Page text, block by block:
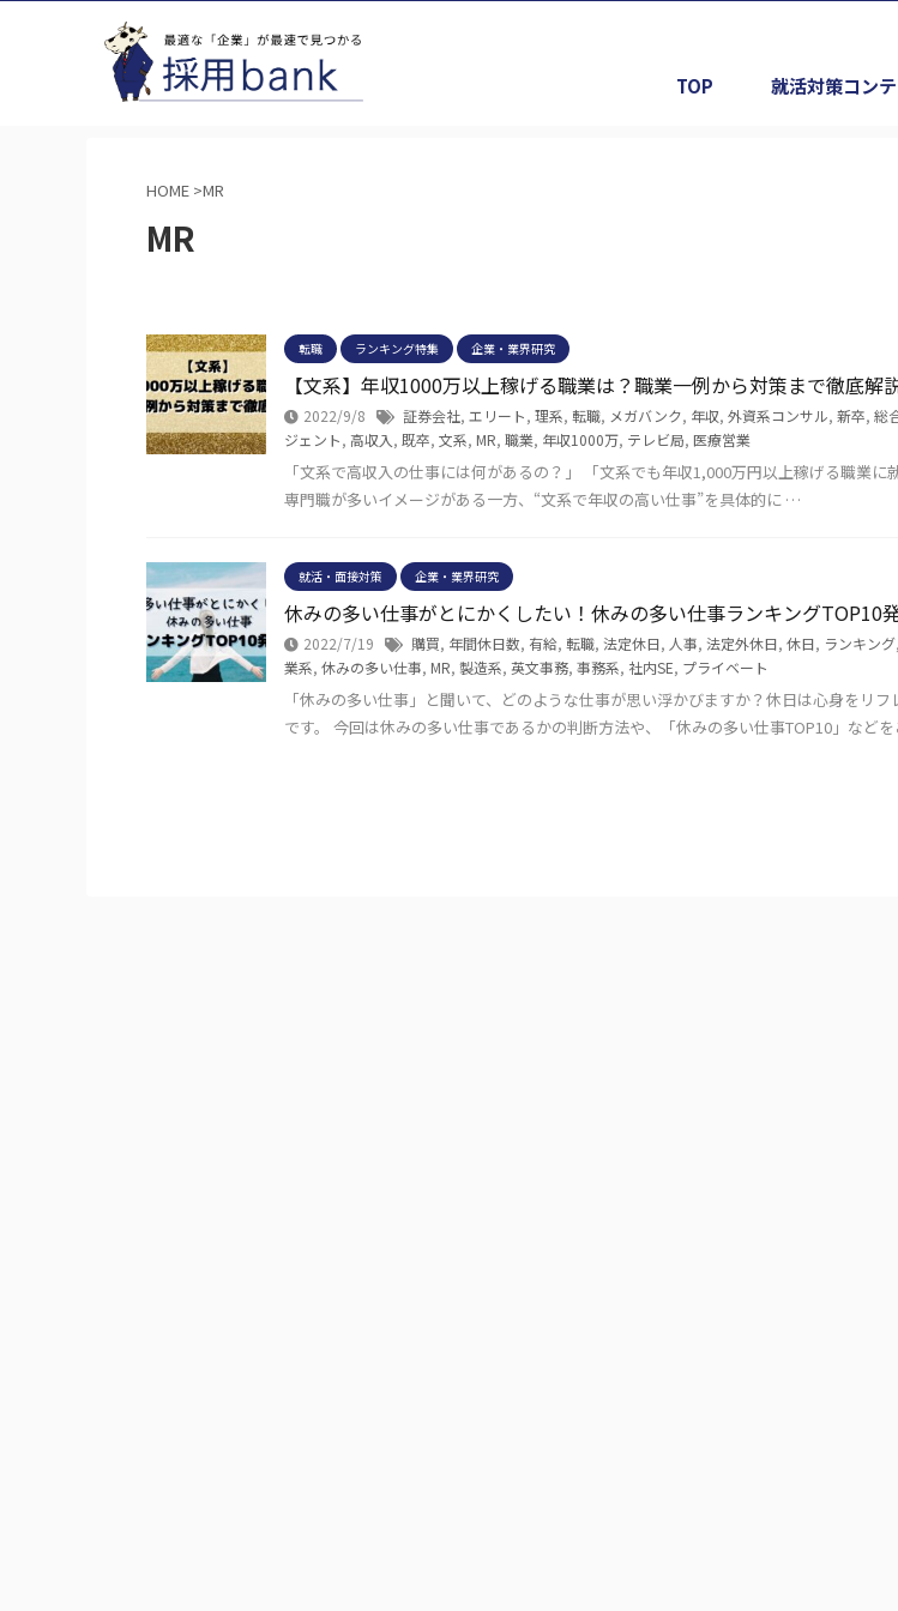
TOP 就活対策コン
HOME >MR
MR
転職 ランキング特集 企業・業界研究
【文系】年収1000万以上稼げる職業は？職業一例から対策まで徹底解
2022/9/8 証券会社, エリート, 理系, 転職, メガバンク, 年収, 外資系コンサル, 新卒, 総
ジェント, 高収入 , 既卒, 文系, MR, 職業, 年収1000万, テレビ局, 医療営業
「文系で高収入の仕事には何があるの？」 「文系でも年収1,000万円以上稼げる職業に
専門職が多いイメージがある一方、“文系で年収の高い仕事”を具体的に …
就活・面接対策 企業・業界研究
休みの多い仕事がとにかくしたい！休みの多い仕事ランキングTOP10
2022/7/19 購買, 年間休日数, 有給, 転職, 法定休日, 人事, 法定外休日, 休日, ランキング,
業系, 休みの多い仕事, MR, 製造系, 英文事務, 事務系, 社内SE, プライベート
「休みの多い仕事」と聞いて、どのような仕事が思い浮かびますか？休日は心身をリ
です。 今回は休みの多い仕事であるかの判断方法や、「休みの多い仕事TOP10」など